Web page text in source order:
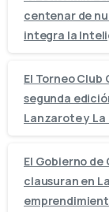
centenar de
integra la
El Torneo Club
segunda
Lanzarote y La
El Gobierno de
clausuran en